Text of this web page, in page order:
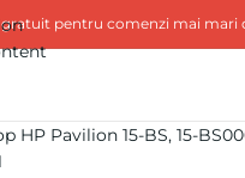
pentru comenzi mai mari
a mări